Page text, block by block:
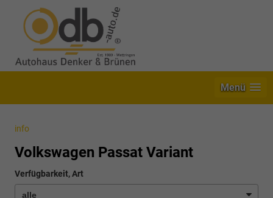
Menü
info
Volkswagen Passat Variant
Verfügbarkeit, Art